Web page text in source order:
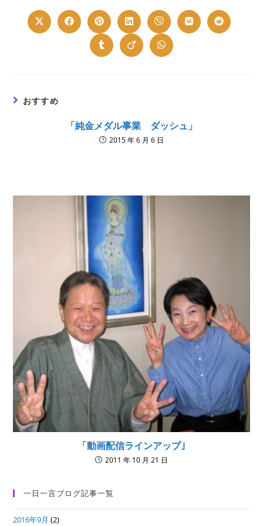
CONTENT
Opens
in
Opens
in
window
Opens
in
a
new
window
Opens
in
a
new
window
Opens
in
a
new
window
Opens
in
Opens
in
Opens
in
Opens
in
Opens
in
おすすめ
「純金メダル事業 ダッシュ」
2015 年 6 月 6 日
「動画配信ラインアップ｣
2011 年 10 月 21 日
一日一言ブログ記事一覧
2016年9月 (2)